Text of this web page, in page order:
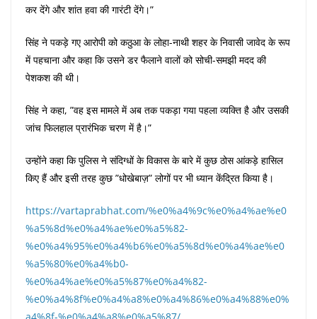
कर देंगे और शांत हवा की गारंटी देंगे।”
सिंह ने पकड़े गए आरोपी को कठुआ के लोहा-नाथी शहर के निवासी जावेद के रूप
में पहचाना और कहा कि उसने डर फैलाने वालों को सोची-समझी मदद की
पेशकश की थी।
सिंह ने कहा, ”वह इस मामले में अब तक पकड़ा गया पहला व्यक्ति है और उसकी
जांच फिलहाल प्रारंभिक चरण में है।”
उन्होंने कहा कि पुलिस ने संदिग्धों के विकास के बारे में कुछ ठोस आंकड़े हासिल
किए हैं और इसी तरह कुछ ”धोखेबाज़” लोगों पर भी ध्यान केंद्रित किया है।
https://vartaprabhat.com/%e0%a4%9c%e0%a4%ae%e0
%a5%8d%e0%a4%ae%e0%a5%82-
%e0%a4%95%e0%a4%b6%e0%a5%8d%e0%a4%ae%e0
%a5%80%e0%a4%b0-
%e0%a4%ae%e0%a5%87%e0%a4%82-
%e0%a4%8f%e0%a4%a8%e0%a4%86%e0%a4%88%e0%